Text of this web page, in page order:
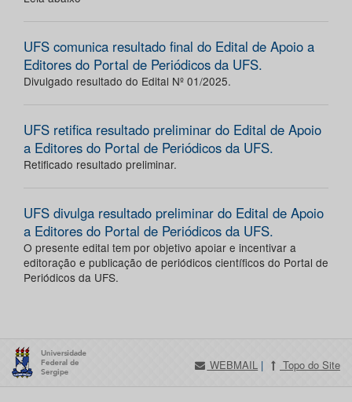
UFS comunica resultado final do Edital de Apoio a
Editores do Portal de Periódicos da UFS.
Divulgado resultado do Edital Nº 01/2025.
UFS retifica resultado preliminar do Edital de Apoio
a Editores do Portal de Periódicos da UFS.
Retificado resultado preliminar.
UFS divulga resultado preliminar do Edital de Apoio
a Editores do Portal de Periódicos da UFS.
O presente edital tem por objetivo apoiar e incentivar a
editoração e publicação de periódicos científicos do Portal de
Periódicos da UFS.
WEBMAIL | Topo do Site